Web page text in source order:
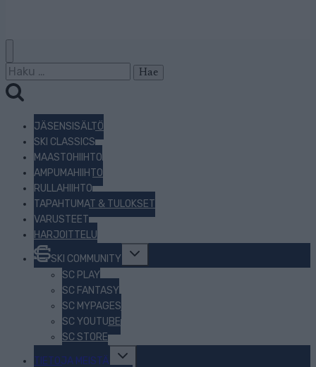
Haku:
JÄSENSISÄLTÖ
SKI CLASSICS
MAASTOHIIHTO
AMPUMAHIIHTO
RULLAHIIHTO
TAPAHTUMAT & TULOKSET
VARUSTEET
HARJOITTELU
SKI COMMUNITY
Toggle
menu
SC PLAY
SC FANTASY
SC MYPAGES
SC YOUTUBE
SC STORE
TIETOJA MEISTÄ
Toggle
child